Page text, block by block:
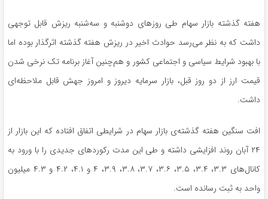
هفته گذشته بازار سهام طی روزهای دوشنبه و سه‌شنبه ریزش قابل توجهی
داشت که به نظر می‌رسد حوادث اخیر در ریزش هفته گذشته اثرگذار بوده اما
با بهبود شرایط سیاسی و اجتماعی کشور و هم‌چنین آغاز برنامه تک نرخی شدن
قیمت ارز از دو روز قبل، بازار سرمایه دیروز و امروز جهش قابل ملاحظه‌ای
داشت.
افت سنگین هفته گذشته‌ی بازار سهام در شرایطی اتفاق افتاده که این بازار از
۲۴ آبان روند افزایشی داشته و طی این مدت رکوردهای جدیدی را با ورود به
کانال‌های ۳.۳، ۳.۴، ۳.۵، ۳.۶، ۳.۷، ۳.۸، ۳.۹، ۴ و ۴.۱، ۴.۲ و ۴.۳ میلیون
واحد به ثبت رسانده است.